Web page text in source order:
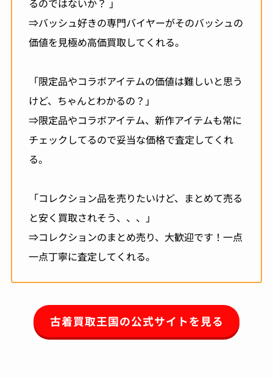
るのではないか？ 」
⇒バッシュ好きの専門バイヤーがそのバッシュの
価値を見極め高価買取してくれる。
「限定品やコラボアイテムの価値は難しいと思う
けど、ちゃんとわかるの？」
⇒限定品やコラボアイテム、新作アイテムも常に
チェックしてるので妥当な価格で査定してくれ
る。
「コレクション品を売りたいけど、まとめて売る
と安く買取されそう、、、」
⇒コレクションのまとめ売り、大歓迎です！一点
一点丁寧に査定してくれる。
古着買取王国の公式サイトを見る